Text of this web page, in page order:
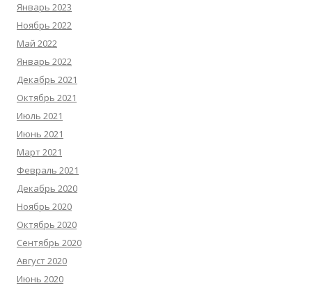
Январь 2023
Ноябрь 2022
Май 2022
Январь 2022
Декабрь 2021
Октябрь 2021
Июль 2021
Июнь 2021
Март 2021
Февраль 2021
Декабрь 2020
Ноябрь 2020
Октябрь 2020
Сентябрь 2020
Август 2020
Июнь 2020